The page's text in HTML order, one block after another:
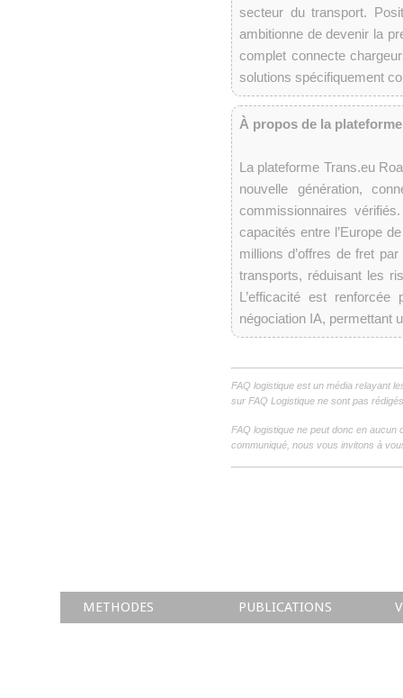
secteur du transport.
ambitionne de devenir la
complet connecte
solutions spécifiquement
À propos de la
La plateforme Trans.eu
nouvelle génération,
commissionnaires
capacités entre l’Europe
millions d’offres de fret
transports, réduisant les
L’efficacité est
négociation IA, permettant
FAQ logistique est un média relayant
sur FAQ Logistique ne sont pas
FAQ logistique ne peut donc en
communiqué, nous vous invitons à
METHODES PUBLICATIONS